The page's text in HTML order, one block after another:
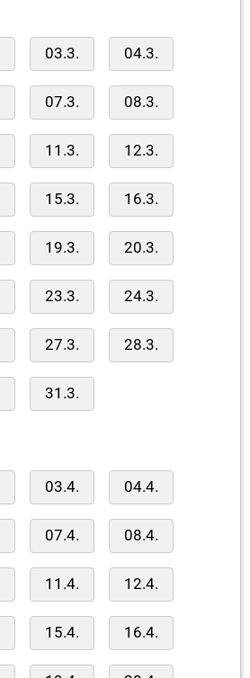
03.3. 04.3.
07.3. 08.3.
11.3. 12.3.
15.3. 16.3.
19.3. 20.3.
23.3. 24.3.
27.3. 28.3.
31.3.
03.4. 04.4.
07.4. 08.4.
11.4. 12.4.
15.4. 16.4.